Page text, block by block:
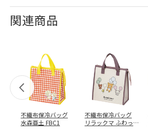
関連商品
不織布保冷バッグ
水森亜土 FBC1
不織布保冷バッグ
リラックマ ふわっ